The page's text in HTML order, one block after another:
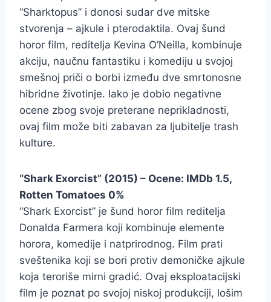
“Sharktopus” i donosi sudar dve mitske
stvorenja – ajkule i pterodaktila. Ovaj šund
horor film, reditelja Kevina O’Neilla, kombinuje
akciju, naučnu fantastiku i komediju u svojoj
smešnoj priči o borbi između dve smrtonosne
hibridne životinje. Iako je dobio negativne
ocene zbog svoje preterane neprikladnosti,
ovaj film može biti zabavan za ljubitelje trash
kulture.
“Shark Exorcist” (2015) – Ocene: IMDb 1.5,
Rotten Tomatoes 0%
“Shark Exorcist” je šund horor film reditelja
Donalda Farmera koji kombinuje elemente
horora, komedije i natprirodnog. Film prati
sveštenika koji se bori protiv demoničke ajkule
koja teroriše mirni gradić. Ovaj eksploatacijski
film je poznat po svojoj niskoj produkciji, lošim